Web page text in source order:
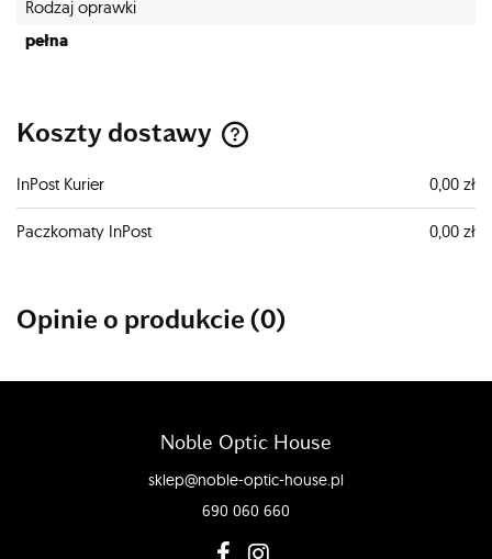
Rodzaj oprawki
pełna
Koszty dostawy
Cena nie zawiera ewentualnych kosztów płatności
InPost Kurier 0,00 zł
Paczkomaty InPost 0,00 zł
Opinie o produkcie (0)
Noble Optic House
sklep@noble-optic-house.pl
690 060 660